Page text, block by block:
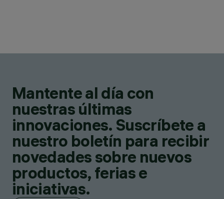
Mantente al día con
nuestras últimas
innovaciones. Suscríbete a
nuestro boletín para recibir
novedades sobre nuevos
productos, ferias e
iniciativas.